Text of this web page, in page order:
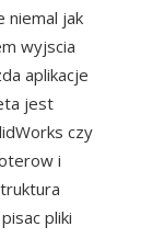
niemal jak
wyjscia
aplikacje
jest
czy
i
pliki